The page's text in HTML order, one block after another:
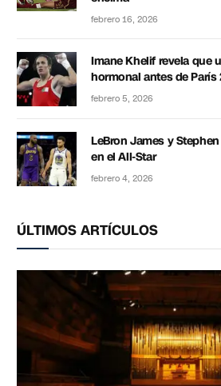
febrero 16, 2026
Imane Khelif revela que
hormonal antes de París
febrero 5, 2026
LeBron James y
en el All-Star
febrero 4, 2026
ÚLTIMOS ARTÍCULOS